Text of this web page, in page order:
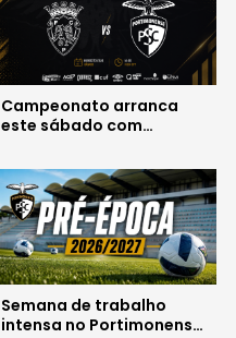
Campeonato arranca
este sábado com
Semana de trabalho
intensa no Portimonense